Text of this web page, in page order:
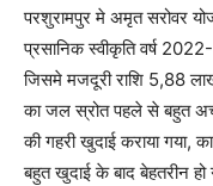
परशुरामपुर मे अमृत सरोवर
प्रसानिक स्वीकृति वर्ष
जिसमे मजदूरी राशि 5,88
का जल स्रोत पहले से बहुत
की गहरी खुदाई कराया गया,
बहुत खुदाई के बाद बेहतरीन